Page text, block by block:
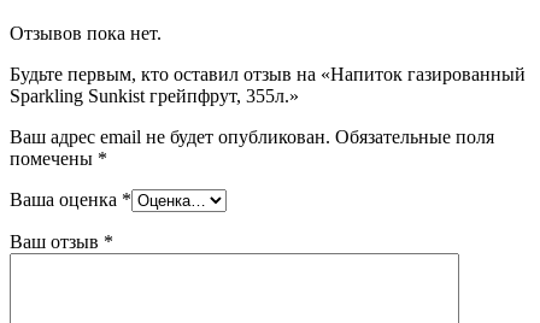
Отзывов пока нет.
Будьте первым, кто оставил отзыв на «Напиток газированный
Sparkling Sunkist грейпфрут, 355л.»
Ваш адрес email не будет опубликован. Обязательные поля
помечены *
Ваша оценка *
Ваш отзыв *